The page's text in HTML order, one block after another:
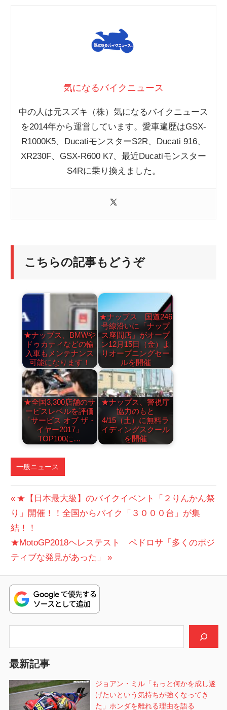
気になるバイクニュース
中の人は元スズキ（株）気になるバイクニュース
を2014年から運営しています。愛車遍歴はGSX-
R1000K5、DucatiモンスターS2R、Ducati 916、
XR230F、GSX-R600 K7、最近Ducatiモンスター
S4Rに乗り換えました。
こちらの記事もどうぞ
★ナップス、BMWや
ドゥカティなどの輸
入車もメンテナンス
可能になります！
★ナップス 国道246
号線沿いに「ナップ
ス座間店」がオープ
ン12月15日（金）よ
りオープニングセー
ルを開催
★全国3,300店舗のサ
ービスレベルを評価
「サービス オブ ザ・
イヤー2017」
TOP100に…
★ナップス、警視庁
協力のもと
4/15（土）に無料ラ
イディングスクール
を開催
一般ニュース
投
稿
ナ
ビ
ゲ
ー
ン
前
の
投
稿:
★【日本最大級】のバイクイベント「２りんかん祭
り」開催！！全国からバイク「３０００台」が集
結！！
次
の
稿:
★MotoGP2018ヘレステスト ペドロサ「多くのポジ
ティブな発見があった」
最新記事
ジョアン・ミル「もっと何かを成し遂
げたいという気持ちが強くなってき
た」ホンダを離れる理由を語る